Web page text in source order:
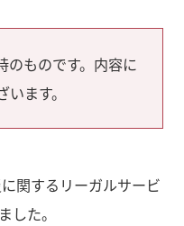
のものです。内容に
ます。
関するリーガルサービ
した。